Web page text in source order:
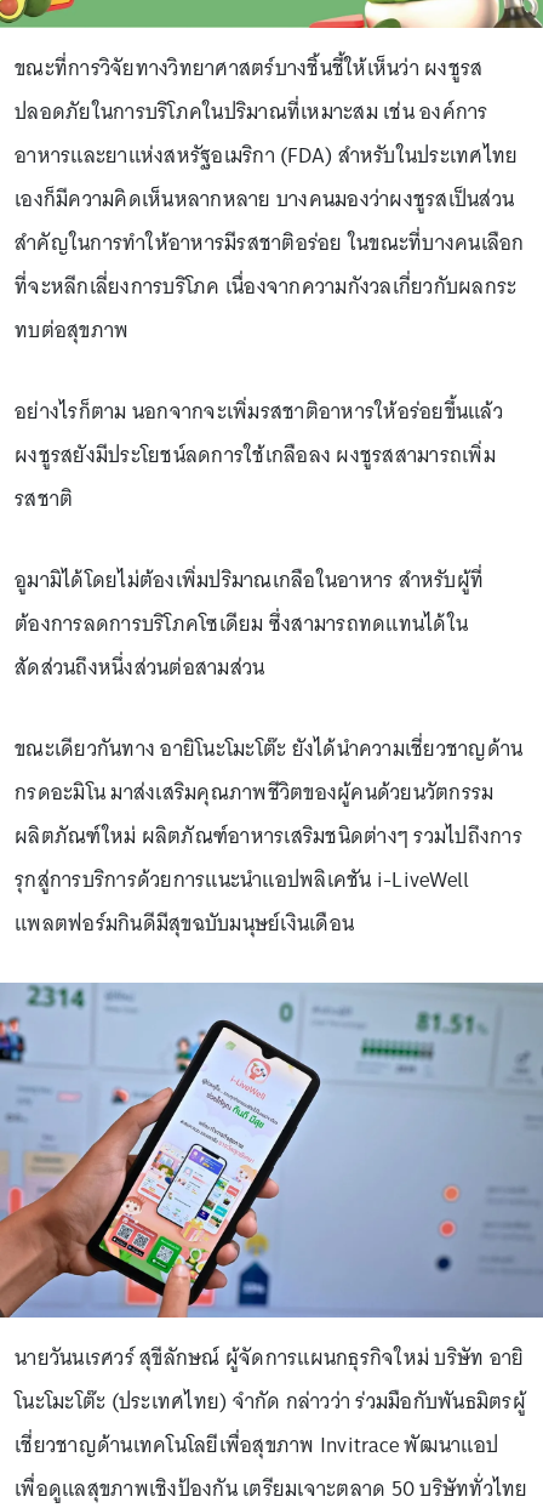
ขณะที่การวิจัยทางวิทยาศาสตร์บางชิ้นชี้ให้เห็นว่า ผงชูรส
ปลอดภัยในการบริโภคในปริมาณที่เหมาะสม เช่น องค์การ
อาหารและยาแห่งสหรัฐอเมริกา (FDA) สำหรับในประเทศไทย
เองก็มีความคิดเห็นหลากหลาย บางคนมองว่าผงชูรสเป็นส่วน
สำคัญในการทำให้อาหารมีรสชาติอร่อย ในขณะที่บางคนเลือก
ที่จะหลีกเลี่ยงการบริโภค เนื่องจากความกังวลเกี่ยวกับผลกระ
ทบต่อสุขภาพ
อย่างไรก็ตาม นอกจากจะเพิ่มรสชาติอาหารให้อร่อยขึ้นแล้ว
ผงชูรสยังมีประโยชน์ลดการใช้เกลือลง ผงชูรสสามารถเพิ่ม
รสชาติ
อูมามิได้โดยไม่ต้องเพิ่มปริมาณเกลือในอาหาร สำหรับผู้ที่
ต้องการลดการบริโภคโซเดียม ซึ่งสามารถทดแทนได้ใน
สัดส่วนถึงหนึ่งส่วนต่อสามส่วน
ขณะเดียวกันทาง อายิโนะโมะโต๊ะ ยังได้นำความเชี่ยวชาญด้าน
กรดอะมิโน มาส่งเสริมคุณภาพชีวิตของผู้คนด้วยนวัตกรรม
ผลิตภัณฑ์ใหม่ ผลิตภัณฑ์อาหารเสริมชนิดต่างๆ รวมไปถึงการ
รุกสู่การบริการด้วยการแนะนำแอปพลิเคชัน i-LiveWell
แพลตฟอร์มกินดีมีสุขฉบับมนุษย์เงินเดือน
นายวันนเรศวร์ สุขีลักษณ์ ผู้จัดการแผนกธุรกิจใหม่ บริษัท อายิ
โนะโมะโต๊ะ (ประเทศไทย) จำกัด กล่าวว่า ร่วมมือกับพันธมิตรผู้
เชี่ยวชาญด้านเทคโนโลยีเพื่อสุขภาพ Invitrace พัฒนาแอป
เพื่อดูแลสุขภาพเชิงป้องกัน เตรียมเจาะตลาด 50 บริษัททั่วไทย